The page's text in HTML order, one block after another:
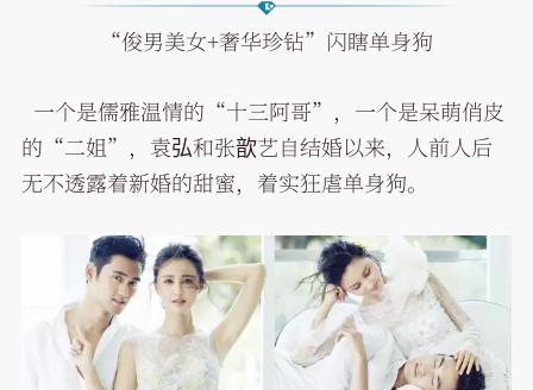
“俊男美女+奢华珍钻”闪瞎单身狗
一个是儒雅温情的“十三阿哥”，一个是呆萌俏皮
的“二姐”，袁弘和张歆艺自结婚以来，人前人后
无不透露着新婚的甜蜜，着实狂虐单身狗。